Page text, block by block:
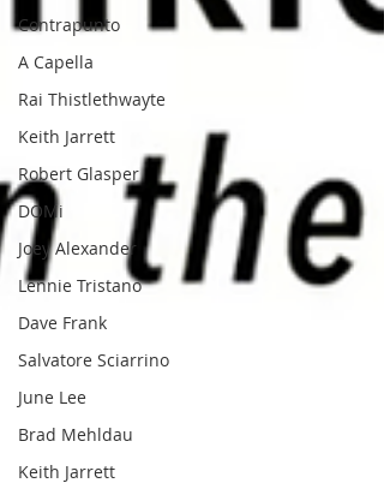
Contrapunto
A Capella
Rai Thistlethwayte
Keith Jarrett
Robert Glasper
DOMi
Joey Alexander
Lennie Tristano
Dave Frank
Salvatore Sciarrino
June Lee
Brad Mehldau
Keith Jarrett